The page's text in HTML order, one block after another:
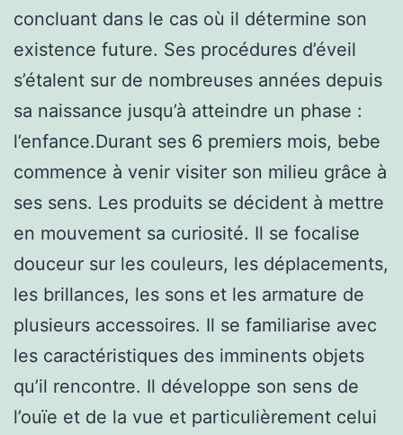
concluant dans le cas où il détermine son
existence future. Ses procédures d’éveil
s’étalent sur de nombreuses années depuis
sa naissance jusqu’à atteindre un phase :
l’enfance.Durant ses 6 premiers mois, bebe
commence à venir visiter son milieu grâce à
ses sens. Les produits se décident à mettre
en mouvement sa curiosité. Il se focalise
douceur sur les couleurs, les déplacements,
les brillances, les sons et les armature de
plusieurs accessoires. Il se familiarise avec
les caractéristiques des imminents objets
qu’il rencontre. Il développe son sens de
l’ouïe et de la vue et particulièrement celui